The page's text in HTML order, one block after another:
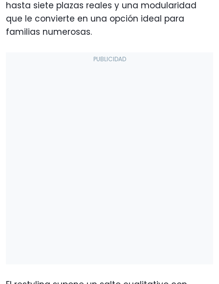
hasta siete plazas reales y una modularidad
que le convierte en una opción ideal para
familias numerosas.